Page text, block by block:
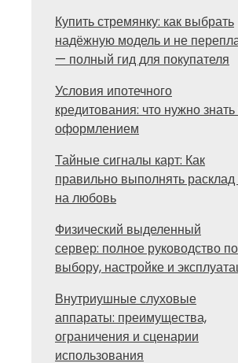
Купить стремянку: как выбрать
надёжную модель и не
— полный гид для покупателя
Условия ипотечного
кредитования: что нужно
оформлением
Тайные сигналы карт: Как
правильно выполнять
на любовь
Физический выделенный
сервер: полное руководство по
выбору, настройке и
Внутриушные слуховые
аппараты: преимущества,
ограничения и сценарии
использования